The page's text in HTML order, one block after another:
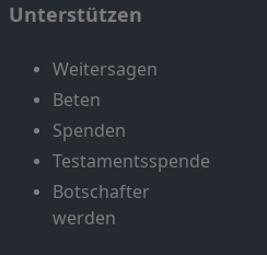
Unterstützen
Weitersagen
Beten
Spenden
Testamentsspende
Botschafter
werden